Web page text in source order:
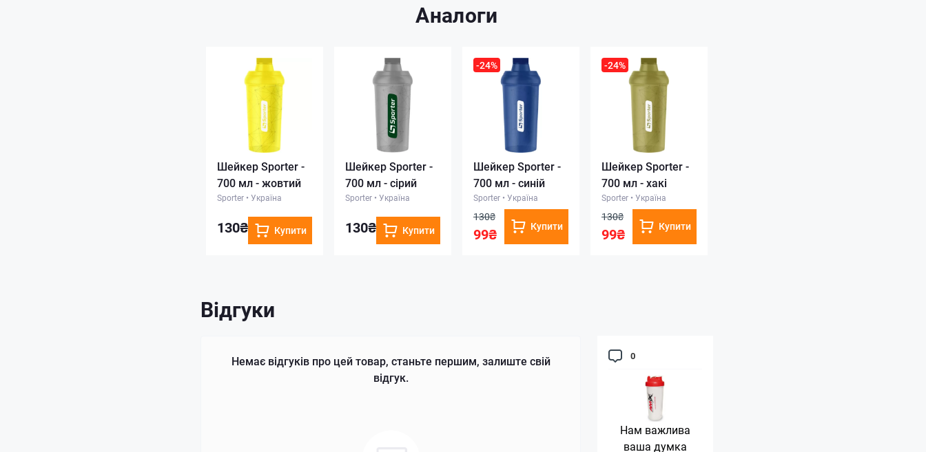
Аналоги
Шейкер Sporter -
700 мл - жовтий
Sporter • Україна
130₴ Купити
Шейкер Sporter -
700 мл - сірий
Sporter • Україна
130₴ Купити
-24%
Шейкер Sporter -
700 мл - синій
Sporter • Україна
130₴
99₴ Купити
-24%
Шейкер Sporter -
700 мл - хакі
Sporter • Україна
130₴
99₴ Купити
Відгуки
0
Нам важлива
ваша думка
Немає відгуків про цей товар, станьте першим, залиште свій
відгук.